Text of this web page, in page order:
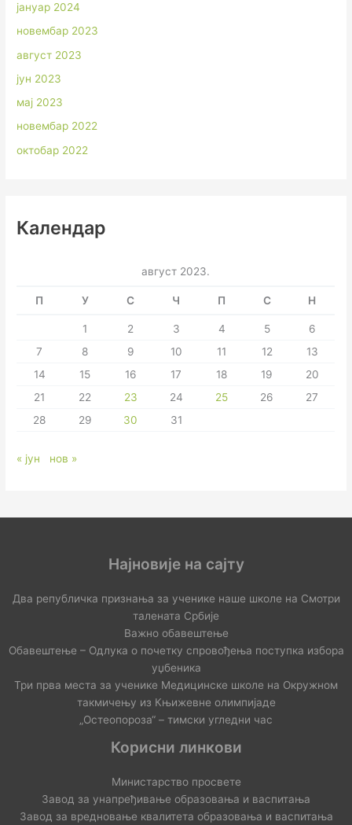
јануар 2024
новембар 2023
август 2023
јун 2023
мај 2023
новембар 2022
октобар 2022
Календар
август 2023.
П У С Ч П С Н
1 2 3 4 5
6
7
8 9 10 11 12
13
14
15 16 17 18 19
20
21
22 23 24 25 26
27
28
29 30 31
« јун нов »
Најновије на сајту
Два републичка признања за ученике наше школе на Смотри
талената Србије
Важно обавештење
Обавештење – Одлука о почетку спровођења поступка избора
уџбеника
Три прва места за ученике Медицинске школе на Окружном
такмичењу из Књижевне олимпијаде
„Остеопороза“ – тимски угледни час
Корисни линкови
Министарство просвете
Завод за унапређивање образовања и васпитања
Завод за вредновање квалитета образовања и васпитања